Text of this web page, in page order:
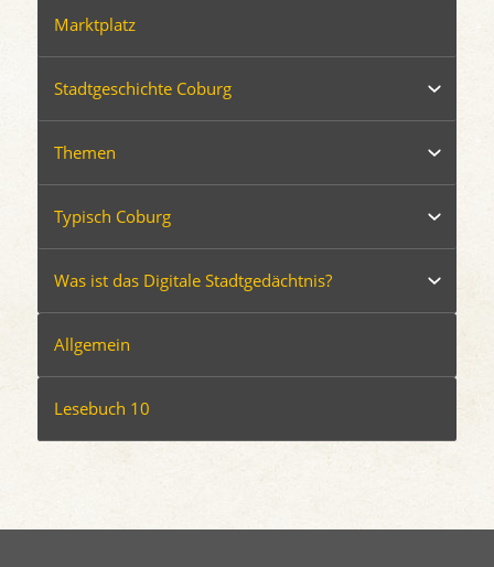
Marktplatz
Stadtgeschichte Coburg
Themen
Typisch Coburg
Was ist das Digitale Stadtgedächtnis?
Allgemein
Lesebuch 10